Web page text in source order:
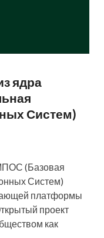
ядра
Систем)
(Базовая
Систем)
платформы
проект
как